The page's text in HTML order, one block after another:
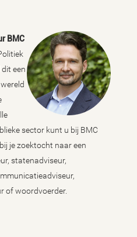
BMC
een
sector kunt u bij BMC
je zoektocht naar een
statenadviseur,
of woordvoerder.